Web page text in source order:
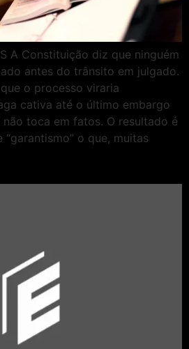
A Constituição diz que ninguém
antes do trânsito em julgado.
o processo viraria
cativa até o último embargo
toca em fatos. O resultado é
o que, muitas